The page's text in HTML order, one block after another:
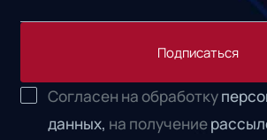
Подписаться
Согласен на обработку
данных, на получение